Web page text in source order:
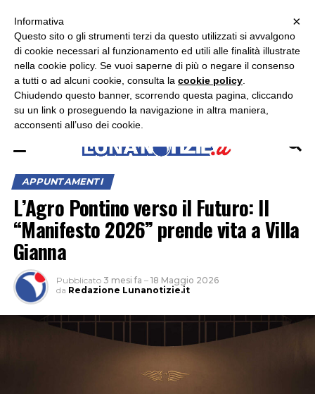
ASCOLTA RADIO LUNA
APPUNTAMENTI
L’Agro Pontino verso il Futuro: Il
“Manifesto 2026” prende vita a Villa
Gianna
Pubblicato 3 mesi fa – 18 Maggio 2026
da Redazione Lunanotizie.it
×
×
Informativa
Questo sito o gli strumenti terzi da questo utilizzati si avvalgono
di cookie necessari al funzionamento ed utili alle finalità illustrate
nella cookie policy. Se vuoi saperne di più o negare il consenso
a tutti o ad alcuni cookie, consulta la cookie policy
Chiudendo questo banner, scorrendo questa pagina, cliccando
su un link o proseguendo la navigazione in altra maniera,
acconsenti all’uso dei cookie.